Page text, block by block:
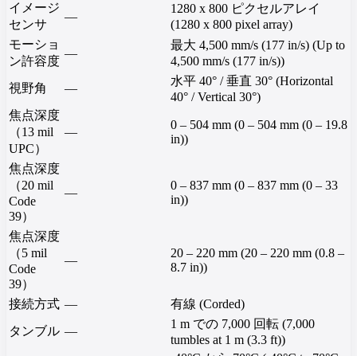
イメージ
センサ
—
1280 x 800 ピクセルアレイ
(1280 x 800 pixel array)
モーショ
ン許容度
—
最大 4,500 mm/s (177 in/s) (Up to
4,500 mm/s (177 in/s))
視野角
—
水平 40° / 垂直 30° (Horizontal
40° / Vertical 30°)
焦点深度
（13 mil
UPC）
—
0 – 504 mm (0 – 504 mm (0 – 19.8
in))
焦点深度
（20 mil
Code
39）
—
0 – 837 mm (0 – 837 mm (0 – 33
in))
焦点深度
（5 mil
Code
39）
—
20 – 220 mm (20 – 220 mm (0.8 –
8.7 in))
接続方式 —
有線 (Corded)
タンブル —
1 m での 7,000 回転 (7,000
tumbles at 1 m (3.3 ft))